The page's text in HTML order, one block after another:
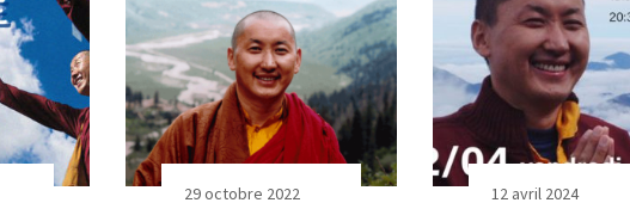
29 octobre 2022 12 avril 2024